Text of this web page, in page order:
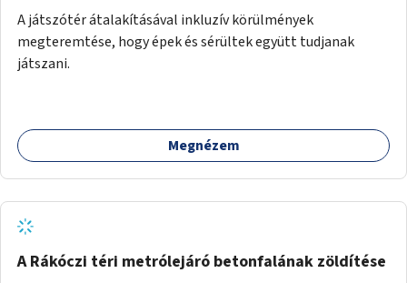
A játszótér átalakításával inkluzív körülmények
megteremtése, hogy épek és sérültek együtt tudjanak
játszani.
Megnézem
A Rákóczi téri metrólejáró betonfalának zöldítése